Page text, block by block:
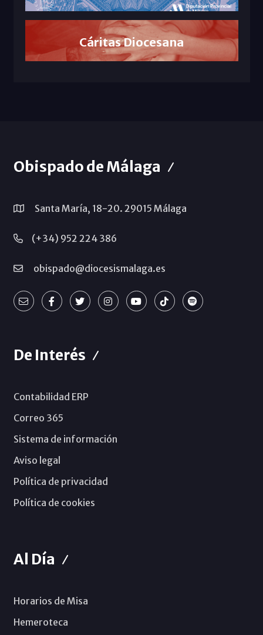
Cáritas Diocesana
Obispado de Málaga
Santa María, 18-20. 29015 Málaga
(+34) 952 224 386
obispado@diocesismalaga.es
De Interés
Contabilidad ERP
Correo 365
Sistema de información
Aviso legal
Política de privacidad
Política de cookies
Al Día
Horarios de Misa
Hemeroteca